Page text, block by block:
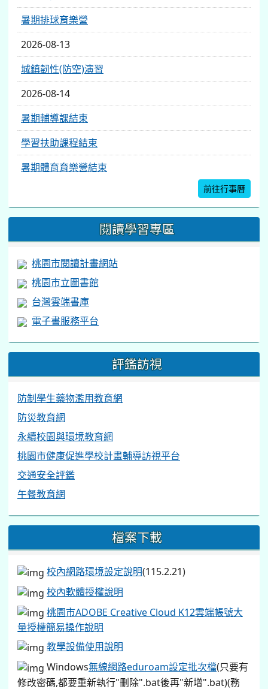
暑期排球育樂營
2026-08-13
城鎮韌性(防空)演習
2026-08-14
暑期輔導課結束
學習扶助課程結束
暑期體育育樂營結束
前往行事曆
閱讀學習專區
桃園市閱讀計畫網站
桃園市立圖書館
台灣雲端書庫
電子書服務平台
評鑑訪視
防制學生藥物濫用教育網
防災教育網
永續校園與環境教育網
桃園市健康促進學校計畫輔導訪視平台
交通安全評鑑
午餐教育網
檔案下載
校內網路環境設定說明(115.2.21)
校內軟體授權說明
桃園市ADOBE Creative Cloud K12雲端帳號大
量授權簡易操作說明
教學設備使用說明
Windows無線網路eduroam設定批次檔(只要有
修改密碼,都要重新執行"刪除".bat後再"新增".bat)(務